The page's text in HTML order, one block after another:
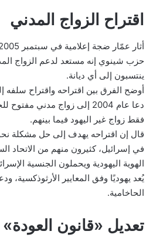
اقتراح الزواج المدني
حزب شينوي إنه مستعد لدعم الزواج
ينتسبون إلى أي ديانة.
أوضح الفرق بين اقتراحه واقتراح سلفه
دعا عام 2004 إلى زواج مدني
فقط زواج غير اليهود فيما بينهم.
في إسرائيل، كثيرون منهم من الاتحاد
الهوية اليهودية ويحملون الجنسية
يُعد يهوديًا وفق المعايير الأرثوذكسية،
الحاخامية.
تعديل «قانون العودة»